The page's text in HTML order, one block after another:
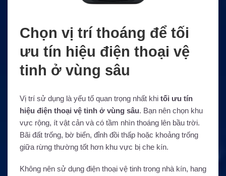
Chọn vị trí thoáng để tối
ưu tín hiệu điện thoại vệ
tinh ở vùng sâu
Vị trí sử dụng là yếu tố quan trọng nhất khi tối ưu tín
hiệu điện thoại vệ tinh ở vùng sâu. Bạn nên chọn khu
vực rộng, ít vật cản và có tầm nhìn thoáng lên bầu trời.
Bãi đất trống, bờ biển, đỉnh đồi thấp hoặc khoảng trống
giữa rừng thường tốt hơn khu vực bị che kín.
Không nên sử dụng điện thoại vệ tinh trong nhà kín, hang